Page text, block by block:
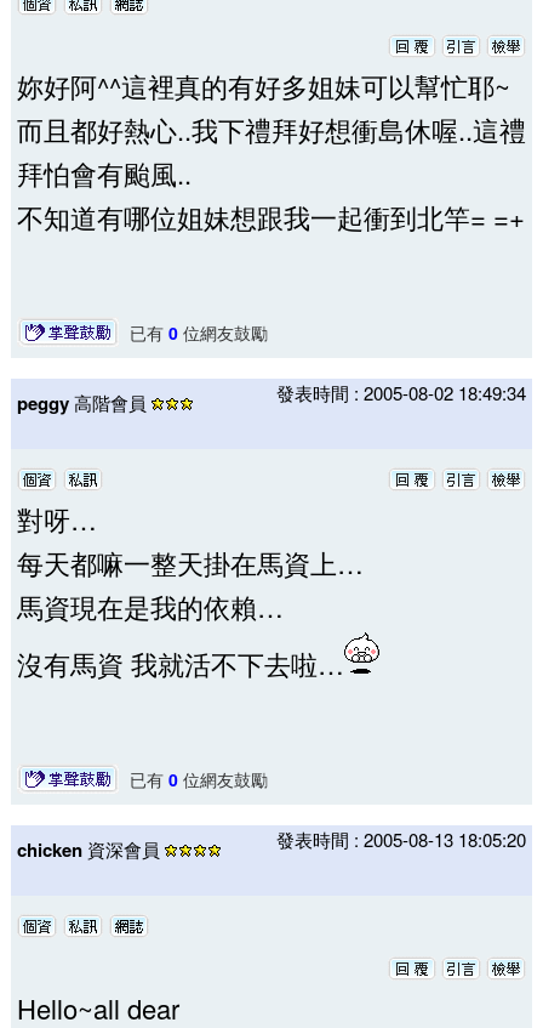
妳好阿^^這裡真的有好多姐妹可以幫忙耶~
而且都好熱心..我下禮拜好想衝島休喔..這禮
拜怕會有颱風..
不知道有哪位姐妹想跟我一起衝到北竿= =+
已有 0位網友鼓勵
peggy高階會員 發表時間 : 2005-08-02 18:49:34
對呀…
每天都嘛一整天掛在馬資上…
馬資現在是我的依賴…
沒有馬資 我就活不下去啦…
已有 0位網友鼓勵
chicken 資深會員 發表時間 : 2005-08-13 18:05:20
Hello~all dear